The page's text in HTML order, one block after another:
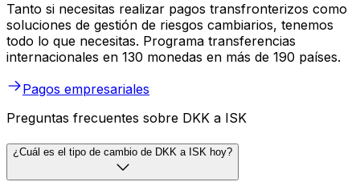
Tanto si necesitas realizar pagos transfronterizos como
soluciones de gestión de riesgos cambiarios, tenemos
todo lo que necesitas. Programa transferencias
internacionales en 130 monedas en más de 190 países.
Pagos empresariales
Preguntas frecuentes sobre DKK a ISK
¿Cuál es el tipo de cambio de DKK a ISK hoy?